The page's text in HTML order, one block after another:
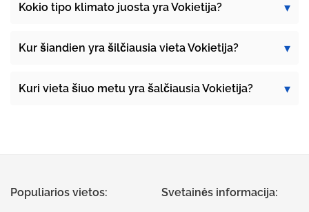
Kokio tipo klimato juosta yra Vokietija?
Kur šiandien yra šilčiausia vieta Vokietija?
Kuri vieta šiuo metu yra šalčiausia Vokietija?
Populiarios vietos: Svetainės informacija: